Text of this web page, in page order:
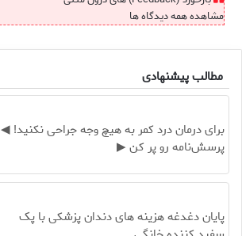
مشاهده همه دیدگاه ها
مطالب پیشنهادی
برای درمان درد کمر به هیچ وجه جراحی نکنید! ◀
پرسش‌نامه رو پر کن ▶
پایان دغدغه هزینه های دندان پزشکی با پک